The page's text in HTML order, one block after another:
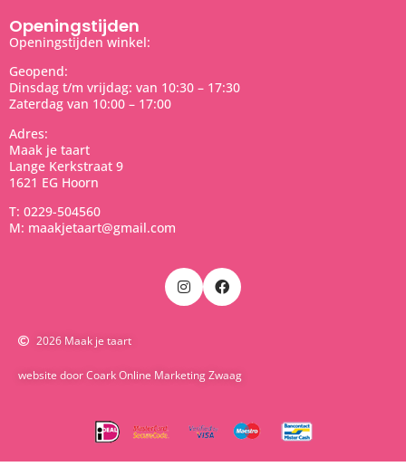
Openingstijden
Openingstijden winkel:
Geopend:
Dinsdag t/m vrijdag: van 10:30 – 17:30
Zaterdag van 10:00 – 17:00
Adres:
Maak je taart
Lange Kerkstraat 9
1621 EG Hoorn
T: 0229-504560
M: maakjetaart@gmail.com
2026 Maak je taart
website door Coark Online Marketing Zwaag